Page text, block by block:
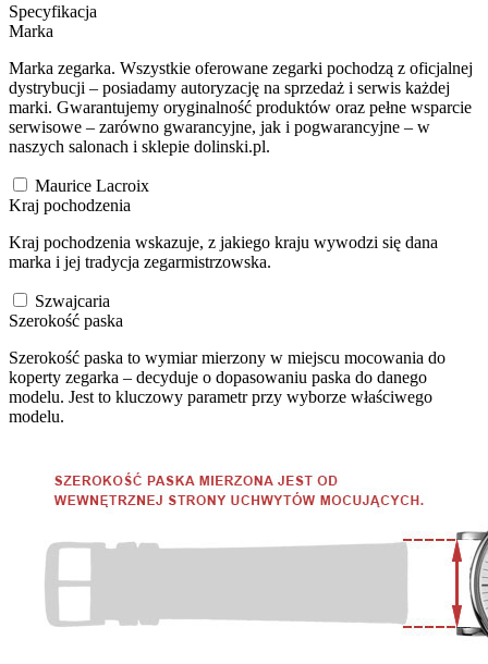
Specyfikacja
Marka
Marka zegarka. Wszystkie oferowane zegarki pochodzą z oficjalnej
dystrybucji – posiadamy autoryzację na sprzedaż i serwis każdej
marki. Gwarantujemy oryginalność produktów oraz pełne wsparcie
serwisowe – zarówno gwarancyjne, jak i pogwarancyjne – w
naszych salonach i sklepie dolinski.pl.
Maurice Lacroix
Kraj pochodzenia
Kraj pochodzenia wskazuje, z jakiego kraju wywodzi się dana
marka i jej tradycja zegarmistrzowska.
Szwajcaria
Szerokość paska
Szerokość paska to wymiar mierzony w miejscu mocowania do
koperty zegarka – decyduje o dopasowaniu paska do danego
modelu. Jest to kluczowy parametr przy wyborze właściwego
modelu.